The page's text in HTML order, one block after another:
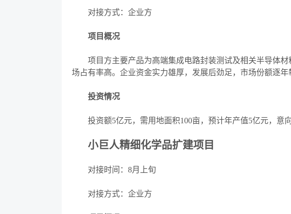
对接方式：企业方
项目概况
项目方主要产品为高端集成电路封装测试及相关半导体材
场占有率高。企业资金实力雄厚，发展后劲足，市场份额逐年
投资情况
投资额5亿元，需用地面积100亩，预计年产值5亿元，意
小巨人精细化学品扩建项目
对接时间： 8月上旬
对接方式：企业方